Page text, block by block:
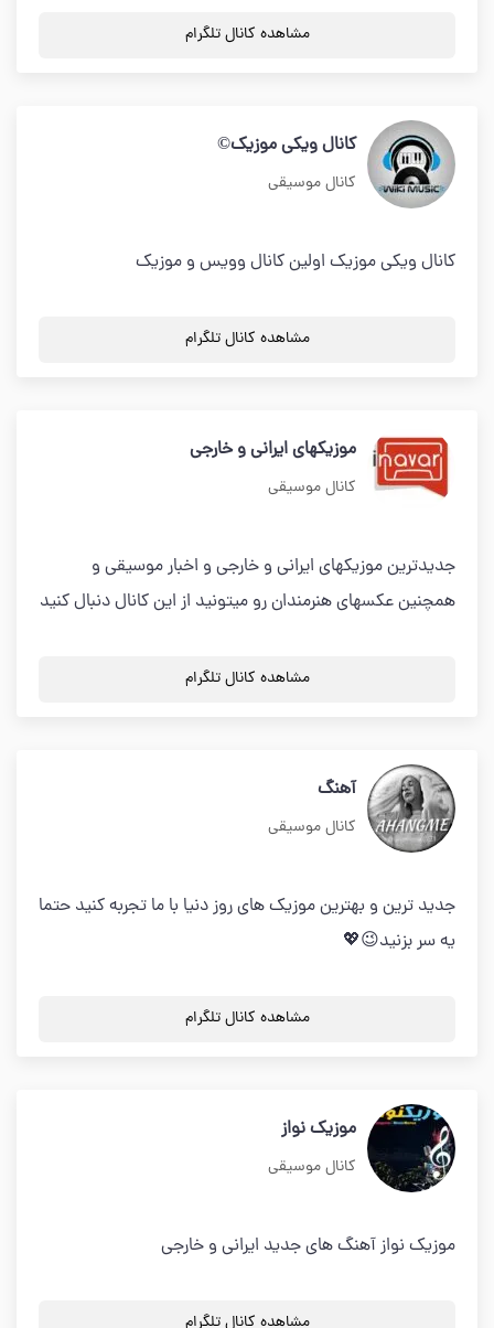
مشاهده کانال تلگرام
کانال ویکی موزیک©
کانال موسیقی
کانال ویکی موزیک اولین کانال وویس و موزیک
مشاهده کانال تلگرام
موزیکهای ایرانی و خارجی
کانال موسیقی
جدیدترین موزیکهای ایرانی و خارجی و اخبار موسیقی و
همچنین عکسهای هنرمندان رو میتونید از این کانال دنبال کنید
مشاهده کانال تلگرام
آهنگ
کانال موسیقی
جدید ترین و بهترین موزیک های روز دنیا با ما تجربه کنید حتما
یه سر بزنید😉💖
مشاهده کانال تلگرام
موزیک نواز
کانال موسیقی
موزیک نواز آهنگ های جدید ایرانی و خارجی
مشاهده کانال تلگرام